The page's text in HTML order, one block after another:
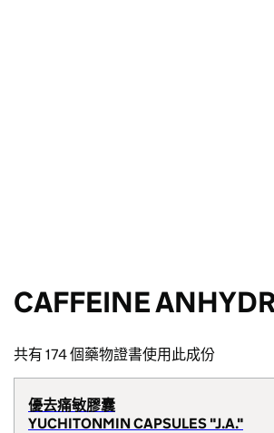
CAFFEINE
共有 174 個藥物證書使用此成份
優去痛敏膠囊
YUCHITONMIN CAPSULES "J.A."